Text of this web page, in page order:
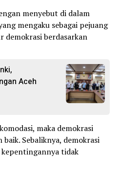
menyebut di dalam
mengaku sebagai pejuang
demokrasi berdasarkan
Aceh
maka demokrasi
Sebaliknya, demokrasi
kepentingannya tidak